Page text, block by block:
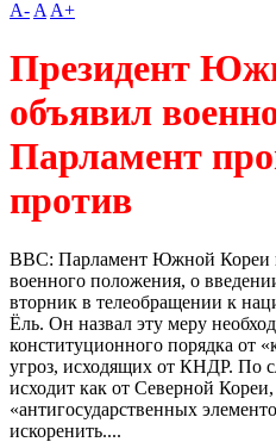
A- A A+
Президент
объявил
Парламент
против
BBC: Парламент Южной Кореи
военного положения, о
вторник в телеобращении к
Ёль. Он назвал эту меру
конституционного порядка от
угроз, исходящих от КНДР. По
исходит как от Северной
«антигосударственных
искоренить....